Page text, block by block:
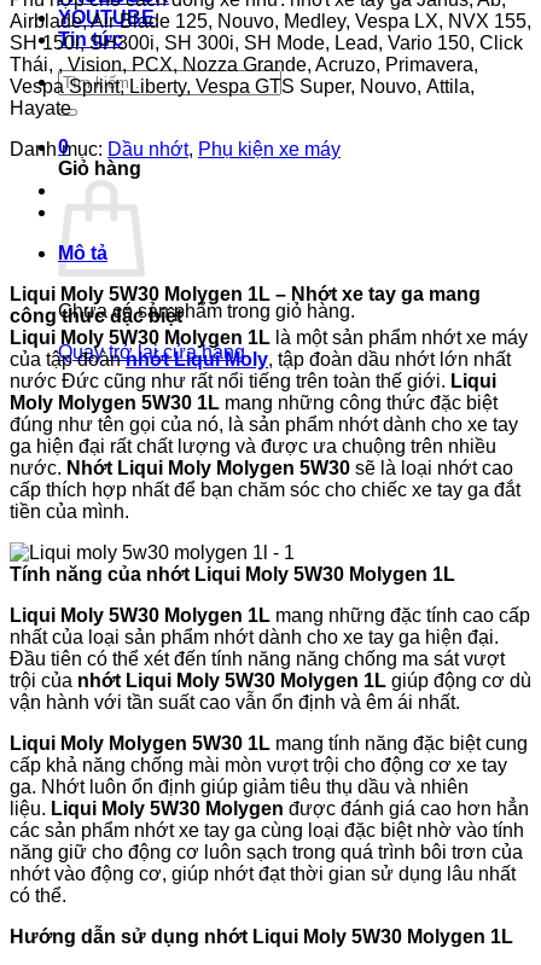
YOUTUBE
Tin tức
Tìm
kiếm:
0
Giỏ hàng
Chưa có sản phẩm trong giỏ hàng.
Quay trở lại cửa hàng
Airblade, Air Blade 125, Nouvo, Medley, Vespa LX, NVX 155,
SH 150i, SH300i, SH 300i, SH Mode, Lead, Vario 150, Click
Thái, , Vision, PCX, Nozza Grande, Acruzo, Primavera,
Vespa Sprint, Liberty, Vespa GTS Super, Nouvo, Attila,
Hayate
Danh mục: Dầu nhớt, Phụ kiện xe máy
Mô tả
Liqui Moly 5W30 Molygen 1L – Nhớt xe tay ga mang
công thức đặc biệt
Liqui Moly 5W30 Molygen 1L là một sản phẩm nhớt xe máy
của tập đoànnhớt Liqui Moly, tập đoàn dầu nhớt lớn nhất
nước Đức cũng như rất nổi tiếng trên toàn thế giới. Liqui
Moly Molygen 5W30 1L mang những công thức đặc biệt
đúng như tên gọi của nó, là sản phẩm nhớt dành cho xe tay
ga hiện đại rất chất lượng và được ưa chuộng trên nhiều
nước. Nhớt Liqui Moly Molygen 5W30 sẽ là loại nhớt cao
cấp thích hợp nhất để bạn chăm sóc cho chiếc xe tay ga đắt
tiền của mình.
Tính năng của nhớt Liqui Moly 5W30 Molygen 1L
Liqui Moly 5W30 Molygen 1L mang những đặc tính cao cấp
nhất của loại sản phẩm nhớt dành cho xe tay ga hiện đại.
Đầu tiên có thể xét đến tính năng năng chống ma sát vượt
trội của nhớt Liqui Moly 5W30 Molygen 1L giúp động cơ dù
vận hành với tần suất cao vẫn ổn định và êm ái nhất.
Liqui Moly Molygen 5W30 1L mang tính năng đặc biệt cung
cấp khả năng chống mài mòn vượt trội cho động cơ xe tay
ga. Nhớt luôn ổn định giúp giảm tiêu thụ dầu và nhiên
liệu. Liqui Moly 5W30 Molygen được đánh giá cao hơn hẳn
các sản phẩm nhớt xe tay ga cùng loại đặc biệt nhờ vào tính
năng giữ cho động cơ luôn sạch trong quá trình bôi trơn của
nhớt vào động cơ, giúp nhớt đạt thời gian sử dụng lâu nhất
có thể.
Hướng dẫn sử dụng nhớt Liqui Moly 5W30 Molygen 1L